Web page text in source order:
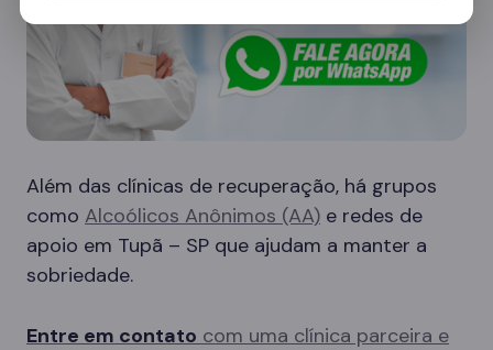
Além das clínicas de recuperação, há grupos
como Alcoólicos Anônimos (AA) e redes de
apoio em Tupã – SP que ajudam a manter a
sobriedade.
Entre em contato com uma clínica parceira e